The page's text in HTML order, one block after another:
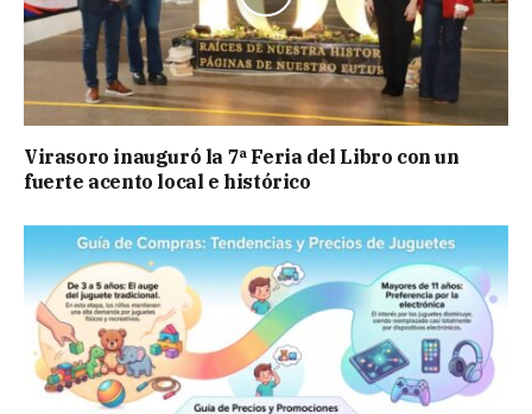
Virasoro inauguró la 7ª Feria del Libro con un
fuerte acento local e histórico